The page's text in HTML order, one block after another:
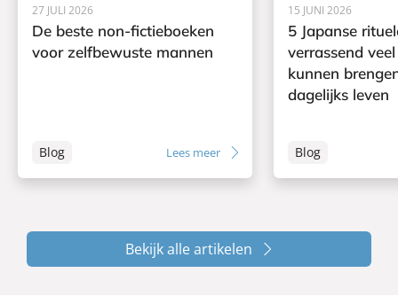
27 JULI 2026
De beste non-fictieboeken
voor zelfbewuste mannen
Blog Lees meer
15 JUNI 2026
5 Japanse
verrassend
kunnen
dagelijks leven
Blog
Bekijk alle artikelen